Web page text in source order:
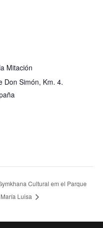
Mitación
Don Simón, Km. 4.
Cultural em el Parque
Luisa